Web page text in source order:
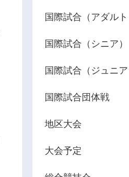
国際試合（アダルト
国際試合（シニア）
国際試合（ジュニア
国際試合団体戦
地区大会
大会予定